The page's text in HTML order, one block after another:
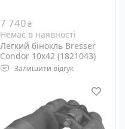
7 740₴
Немає в наявності
Легкий бінокль Bresser
Condor 10x42 (1821043)
Залишити відгук
Діаметр об'єктива: 42 мм
Кратність наближення:
10x